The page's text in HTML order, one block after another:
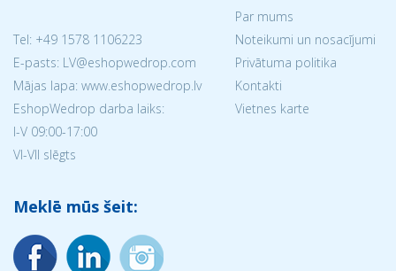
Tel: +49 1578 1106223
E-pasts: LV@eshopwedrop.com
Mājas lapa: www.eshopwedrop.lv
EshopWedrop darba laiks:
I-V 09:00-17:00
VI-VII slēgts
Par mums
Noteikumi un nosacījumi
Privātuma politika
Kontakti
Vietnes karte
Meklē mūs šeit: